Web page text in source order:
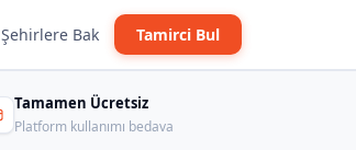
Şehirlere Bak Tamirci Bul
Tamamen Ücretsiz
Platform kullanımı bedava